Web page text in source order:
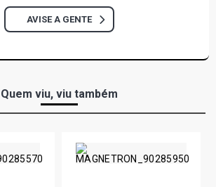
AVISE A GENTE
Quem viu, viu também